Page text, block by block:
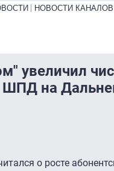
НОВОСТИ КАНАЛОВ
увеличил
ШПД на
о росте